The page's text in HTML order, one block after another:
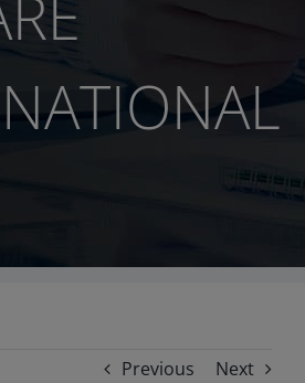
Previous Next